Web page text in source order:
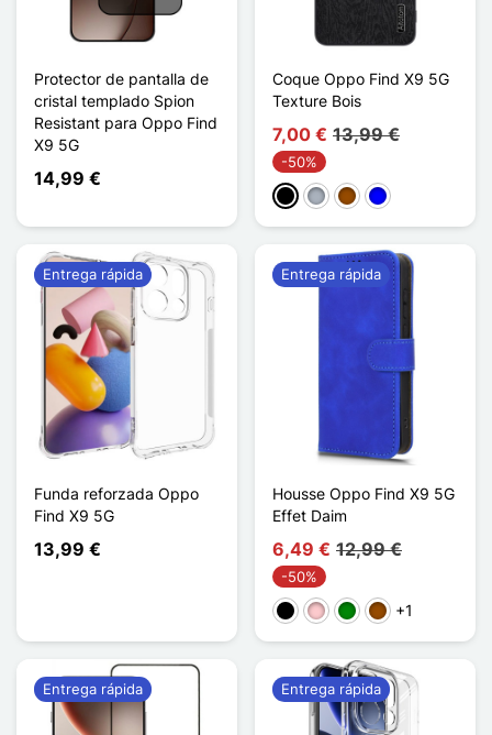
Protector de pantalla de
cristal templado Spion
Resistant para Oppo Find
X9 5G
14,99 €
Coque Oppo Find X9 5G
Texture Bois
7,00 € 13,99 €
-50%
NegroGris Marrón
Azul
Funda reforzada Oppo
Find X9 5G
13,99 €
Entrega rápida
Housse Oppo Find X9 5G
Effet Daim
6,49 € 12,99 €
-50%
NegroRosaVerdeMarrón
+1
Entrega rápida
Entrega rápida Entrega rápida